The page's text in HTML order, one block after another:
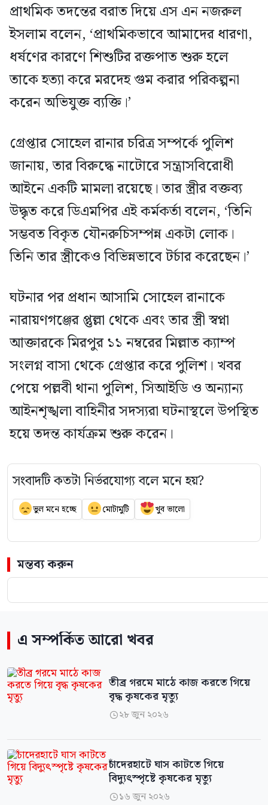
প্রাথমিক তদন্তের বরাত দিয়ে এস এন নজরুল
ইসলাম বলেন, ‘প্রাথমিকভাবে আমাদের ধারণা,
ধর্ষণের কারণে শিশুটির রক্তপাত শুরু হলে
তাকে হত্যা করে মরদেহ গুম করার পরিকল্পনা
করেন অভিযুক্ত ব্যক্তি।’
গ্রেপ্তার সোহেল রানার চরিত্র সম্পর্কে পুলিশ
জানায়, তার বিরুদ্ধে নাটোরে সন্ত্রাসবিরোধী
আইনে একটি মামলা রয়েছে। তার স্ত্রীর বক্তব্য
উদ্ধৃত করে ডিএমপির এই কর্মকর্তা বলেন, ‘তিনি
সম্ভবত বিকৃত যৌনরুচিসম্পন্ন একটা লোক।
তিনি তার স্ত্রীকেও বিভিন্নভাবে টর্চার করেছেন।’
ঘটনার পর প্রধান আসামি সোহেল রানাকে
নারায়ণগঞ্জের প্তুল্লা থেকে এবং তার স্ত্রী স্বপ্না
আক্তারকে মিরপুর ১১ নম্বরের মিল্লাত ক্যাম্প
সংলগ্ন বাসা থেকে গ্রেপ্তার করে পুলিশ। খবর
পেয়ে পল্লবী থানা পুলিশ, সিআইডি ও অন্যান্য
আইনশৃঙ্খলা বাহিনীর সদস্যরা ঘটনাস্থলে উপস্থিত
হয়ে তদন্ত কার্যক্রম শুরু করেন।
সংবাদটি কতটা নির্ভরযোগ্য বলে মনে হয়?
ভুল মনে হচ্ছে মোটামুটি খুব ভালো
মন্তব্য করুন
এ সম্পর্কিত আরো খবর
তীব্র গরমে মাঠে কাজ করতে গিয়ে
বৃদ্ধ কৃষকের মৃত্যু
২৮ জুন ২০২৬
চাঁদেরহাটে ঘাস কাটতে গিয়ে
বিদ্যুৎস্পৃষ্টে কৃষকের মৃত্যু
১৬ জুন ২০২৬